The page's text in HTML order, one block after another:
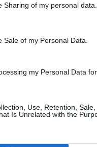
Sharing of my personal data.
of my Personal Data.
my Personal Data
Use, Retention,
Is Unrelated with the